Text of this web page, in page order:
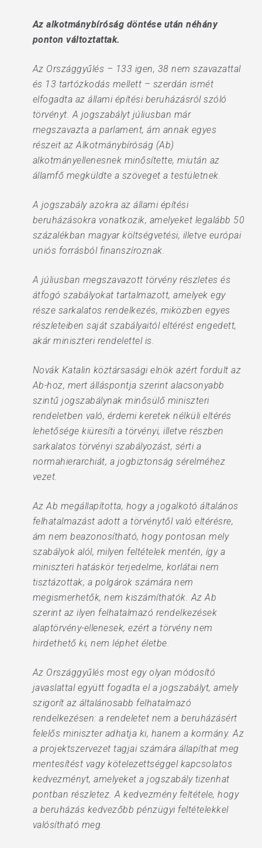
Az alkotmánybíróság döntése után néhány
ponton változtattak.
Az Országgyűlés – 133 igen, 38 nem szavazattal
és 13 tartózkodás mellett – szerdán ismét
elfogadta az állami építési beruházásról szóló
törvényt. A jogszabályt júliusban már
megszavazta a parlament, ám annak egyes
részeit az Alkotmánybíróság (Ab)
alkotmányellenesnek minősítette, miután az
államfő megküldte a szöveget a testületnek.
A jogszabály azokra az állami építési
beruházásokra vonatkozik, amelyeket legalább 50
százalékban magyar költségvetési, illetve európai
uniós forrásból finanszíroznak.
A júliusban megszavazott törvény részletes és
átfogó szabályokat tartalmazott, amelyek egy
része sarkalatos rendelkezés, miközben egyes
részleteiben saját szabályaitól eltérést engedett,
akár miniszteri rendelettel is.
Novák Katalin köztársasági elnök azért fordult az
Ab-hoz, mert álláspontja szerint alacsonyabb
szintű jogszabálynak minősülő miniszteri
rendeletben való, érdemi keretek nélküli eltérés
lehetősége kiüresíti a törvényi, illetve részben
sarkalatos törvényi szabályozást, sérti a
normahierarchiát, a jogbiztonság sérelméhez
vezet.
Az Ab megállapította, hogy a jogalkotó általános
felhatalmazást adott a törvénytől való eltérésre,
ám nem beazonosítható, hogy pontosan mely
szabályok alól, milyen feltételek mentén, így a
miniszteri hatáskör terjedelme, korlátai nem
tisztázottak, a polgárok számára nem
megismerhetők, nem kiszámíthatók. Az Ab
szerint az ilyen felhatalmazó rendelkezések
alaptörvény-ellenesek, ezért a törvény nem
hirdethető ki, nem léphet életbe.
Az Országgyűlés most egy olyan módosító
javaslattal együtt fogadta el a jogszabályt, amely
szigorít az általánosabb felhatalmazó
rendelkezésen: a rendeletet nem a beruházásért
felelős miniszter adhatja ki, hanem a kormány. Az
a projektszervezet tagjai számára állapíthat meg
mentesítést vagy kötelezettséggel kapcsolatos
kedvezményt, amelyeket a jogszabály tizenhat
pontban részletez. A kedvezmény feltétele, hogy
a beruházás kedvezőbb pénzügyi feltételekkel
valósítható meg.